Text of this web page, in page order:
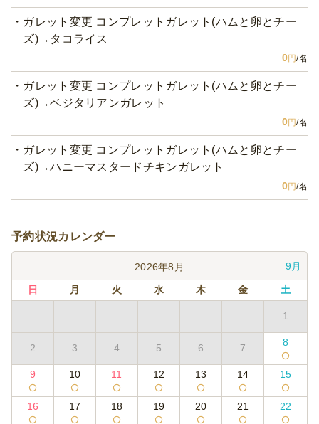
ガレット変更 コンプレットガレット(ハムと卵とチー
ズ)→タコライス
0円/名
ガレット変更 コンプレットガレット(ハムと卵とチー
ズ)→ベジタリアンガレット
0円/名
ガレット変更 コンプレットガレット(ハムと卵とチー
ズ)→ハニーマスタードチキンガレット
0円/名
予約状況カレンダー
2026年8月 9月
日 月 火 水 木 金 土
1
2 3 4 5 6 7 8
9 10 11 12 13 14 15
16 17 18 19 20 21 22